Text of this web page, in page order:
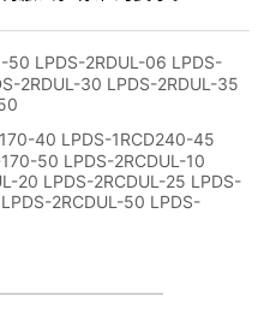
50 LPDS-2RDUL-06 LPDS-
2RDUL-30 LPDS-2RDUL-35
40 LPDS-1RCD240-45
50 LPDS-2RCDUL-10
20 LPDS-2RCDUL-25 LPDS-
2RCDUL-50 LPDS-